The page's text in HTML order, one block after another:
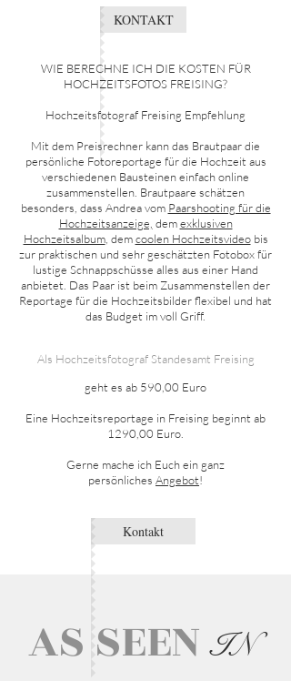
KONTAKT
WIE BERECHNE ICH DIE KOSTEN FÜR
HOCHZEITSFOTOS FREISING?
Hochzeitsfotograf Freising Empfehlung
Mit dem Preisrechner kann das Brautpaar die
persönliche Fotoreportage für die Hochzeit aus
verschiedenen Bausteinen einfach online
zusammenstellen. Brautpaare schätzen
besonders, dass Andrea vom Paarshooting für die
Hochzeitsanzeige, demexklusiven
Hochzeitsalbum, demcoolen Hochzeitsvideobis
zur praktischen und sehr geschätzten Fotobox für
lustige Schnappschüsse alles aus einer Hand
anbietet. Das Paar ist beim Zusammenstellen der
Reportage für die Hochzeitsbilder flexibel und hat
das Budget im voll Griff.
Als Hochzeitsfotograf Standesamt Freising
geht es ab 590,00 Euro
Eine Hochzeitsreportage in Freising beginnt ab
1290,00 Euro.
Gerne mache ich Euch ein ganz
persönliches Angebot!
Kontakt
AS SEEN IN